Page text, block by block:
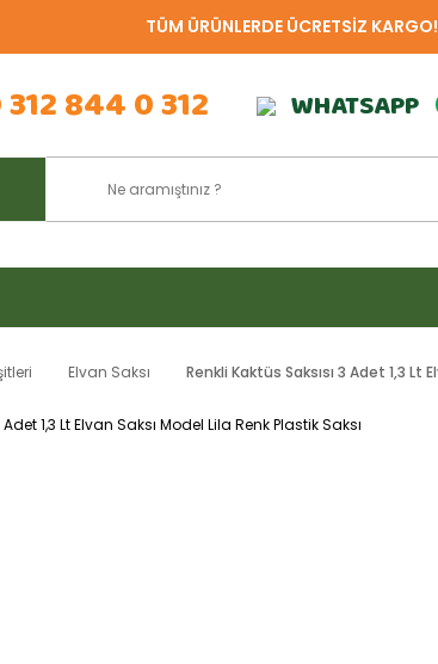
TÜM ÜRÜNLERDE ÜCRETSİZ KARGO!
844 0 312 WHATSAPP
Elvan Saksı Renkli Kaktüs Saksısı 3 Adet 1,3 Lt